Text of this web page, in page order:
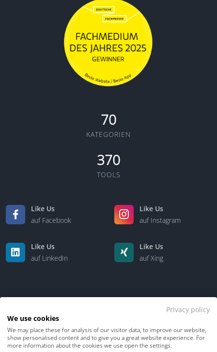
70
KATEGORIEN
370
TOOLS
Like Us
auf Facebook
Like Us
auf Instagram
Like Us
auf LinkedIn
Like Us
auf Xing
Kontakt Über uns
Privacy policy
We use cookies
We may place these for analysis of our visitor data, to improve our website,
show personalised content and to give you a great website experience. For
more information about the cookies we use open the settings.